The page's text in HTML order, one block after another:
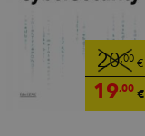
20,00€
19,00€